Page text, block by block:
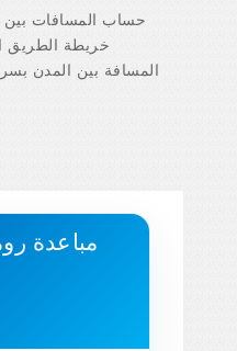
حساب المسافات بين
خريطة الطريق
المسافة بين المدن
مباعدة